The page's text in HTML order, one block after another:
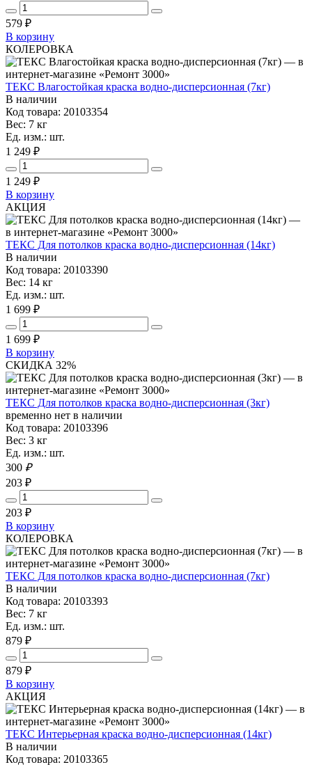
579 ₽
В корзину
КОЛЕРОВКА
ТЕКС Влагостойкая краска водно-дисперсионная (7кг)
В наличии
Код товара: 20103354
Вес: 7 кг
Ед. изм.: шт.
1 249 ₽
1 249 ₽
В корзину
АКЦИЯ
ТЕКС Для потолков краска водно-дисперсионная (14кг)
В наличии
Код товара: 20103390
Вес: 14 кг
Ед. изм.: шт.
1 699 ₽
1 699 ₽
В корзину
СКИДКА 32%
ТЕКС Для потолков краска водно-дисперсионная (3кг)
временно нет в наличии
Код товара: 20103396
Вес: 3 кг
Ед. изм.: шт.
300 ₽
203 ₽
203 ₽
В корзину
КОЛЕРОВКА
ТЕКС Для потолков краска водно-дисперсионная (7кг)
В наличии
Код товара: 20103393
Вес: 7 кг
Ед. изм.: шт.
879 ₽
879 ₽
В корзину
АКЦИЯ
ТЕКС Интерьерная краска водно-дисперсионная (14кг)
В наличии
Код товара: 20103365